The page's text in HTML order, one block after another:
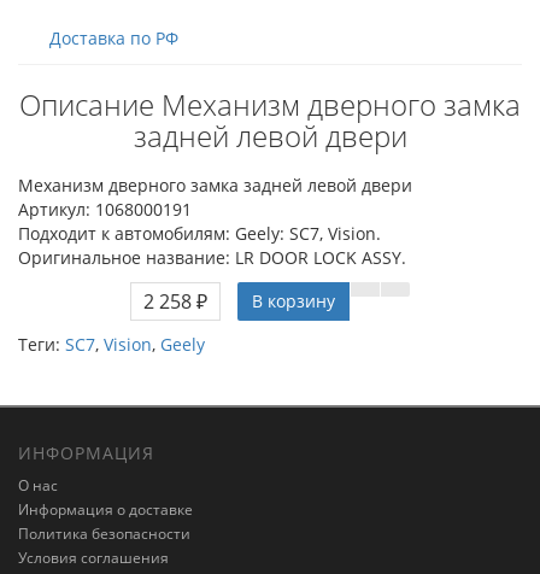
Доставка по РФ
Описание Механизм дверного замка
задней левой двери
Механизм дверного замка задней левой двери
Артикул: 1068000191
Подходит к автомобилям: Geely: SC7, Vision.
Оригинальное название: LR DOOR LOCK ASSY.
2 258 ₽
В корзину
Теги: SC7, Vision, Geely
ИНФОРМАЦИЯ
О нас
Информация о доставке
Политика безопасности
Условия соглашения